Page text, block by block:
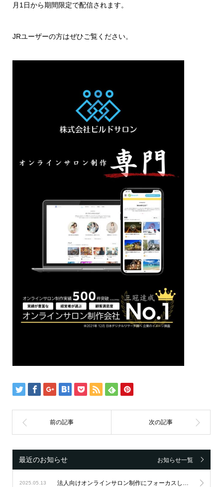
月1日から期間限定で配信されます。
JRユーザーの方はぜひご覧ください。
最近のお知らせ お知らせ一覧
2025.05.13 法人向けオンラインサロン制作にフォーカスし続け、設立6周年を迎えました。